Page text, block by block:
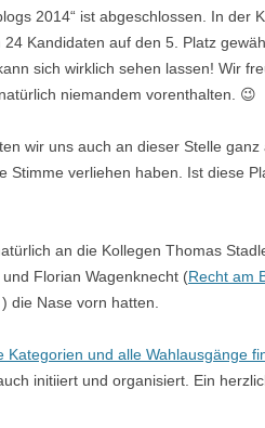
2014“ ist abgeschlossen. In der
24 Kandidaten auf den 5. Platz
sich wirklich sehen lassen! Wir
niemandem vorenthalten. 😉
wir uns auch an dieser Stelle
Stimme verliehen haben. Ist diese
an die Kollegen Thomas
Florian Wagenknecht (Recht am
die Nase vorn hatten.
Kategorien und alle Wahlausgänge
initiiert und organisiert. Ein